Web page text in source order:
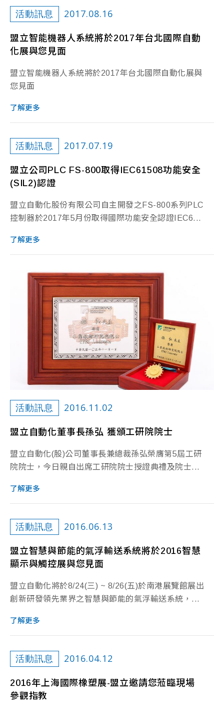
活動訊息 2017.08.16
盟立智能機器人系統將於2017年台北國際自動
化展與您見面
盟立智能機器人系統將於2017年台北國際自動化展與
您見面
了解更多
活動訊息 2017.07.19
盟立公司PLC FS-800取得IEC61508功能安全
(SIL2)認證
盟立自動化股份有限公司自主開發之FS-800系列PLC
控制器於2017年5月份取得國際功能安全認證IEC6...
了解更多
活動訊息 2016.11.02
盟立自動化董事長孫弘 獲頒工研院院士
盟立自動化(股)公司董事長兼總裁孫弘榮膺第5屆工研
院院士，今日親自出席工研院院士授證典禮及院士...
了解更多
活動訊息 2016.06.13
盟立智慧與節能的氣浮輸送系統將於2016智慧
顯示與觸控展與您見面
盟立自動化將於8/24(三) ~ 8/26(五)於南港展覽館展出
創新研發領先業界之智慧與節能的氣浮輸送系統，...
了解更多
活動訊息 2016.04.12
2016年上海國際橡塑展-盟立邀請您蒞臨現場
參觀指教